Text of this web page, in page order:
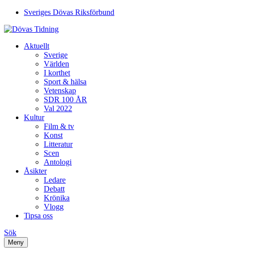
Sveriges Dövas Riksförbund
Aktuellt
Sverige
Världen
I korthet
Sport & hälsa
Vetenskap
SDR 100 ÅR
Val 2022
Kultur
Film & tv
Konst
Litteratur
Scen
Antologi
Åsikter
Ledare
Debatt
Krönika
Vlogg
Tipsa oss
Sök
Meny